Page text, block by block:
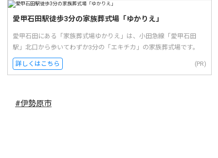
愛甲石田駅徒歩3分の家族葬式場「ゆかりえ」
愛甲石田にある「家族葬式場ゆかりえ」は、小田急線「愛甲石田
駅」北口から歩いてわずか3分の「エキチカ」の家族葬式場です。
詳しくはこちら (PR)
#伊勢原市